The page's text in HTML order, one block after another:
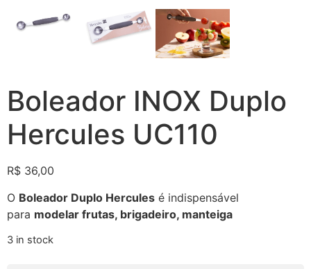
Boleador INOX Duplo
Hercules UC110
R$ 36,00
O Boleador Duplo Hercules é indispensável
para modelar frutas, brigadeiro, manteiga
3 in stock